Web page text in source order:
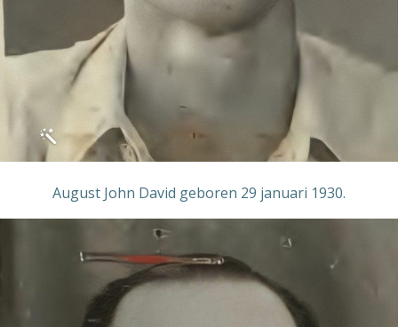
August John David geboren 29 januari 1930.